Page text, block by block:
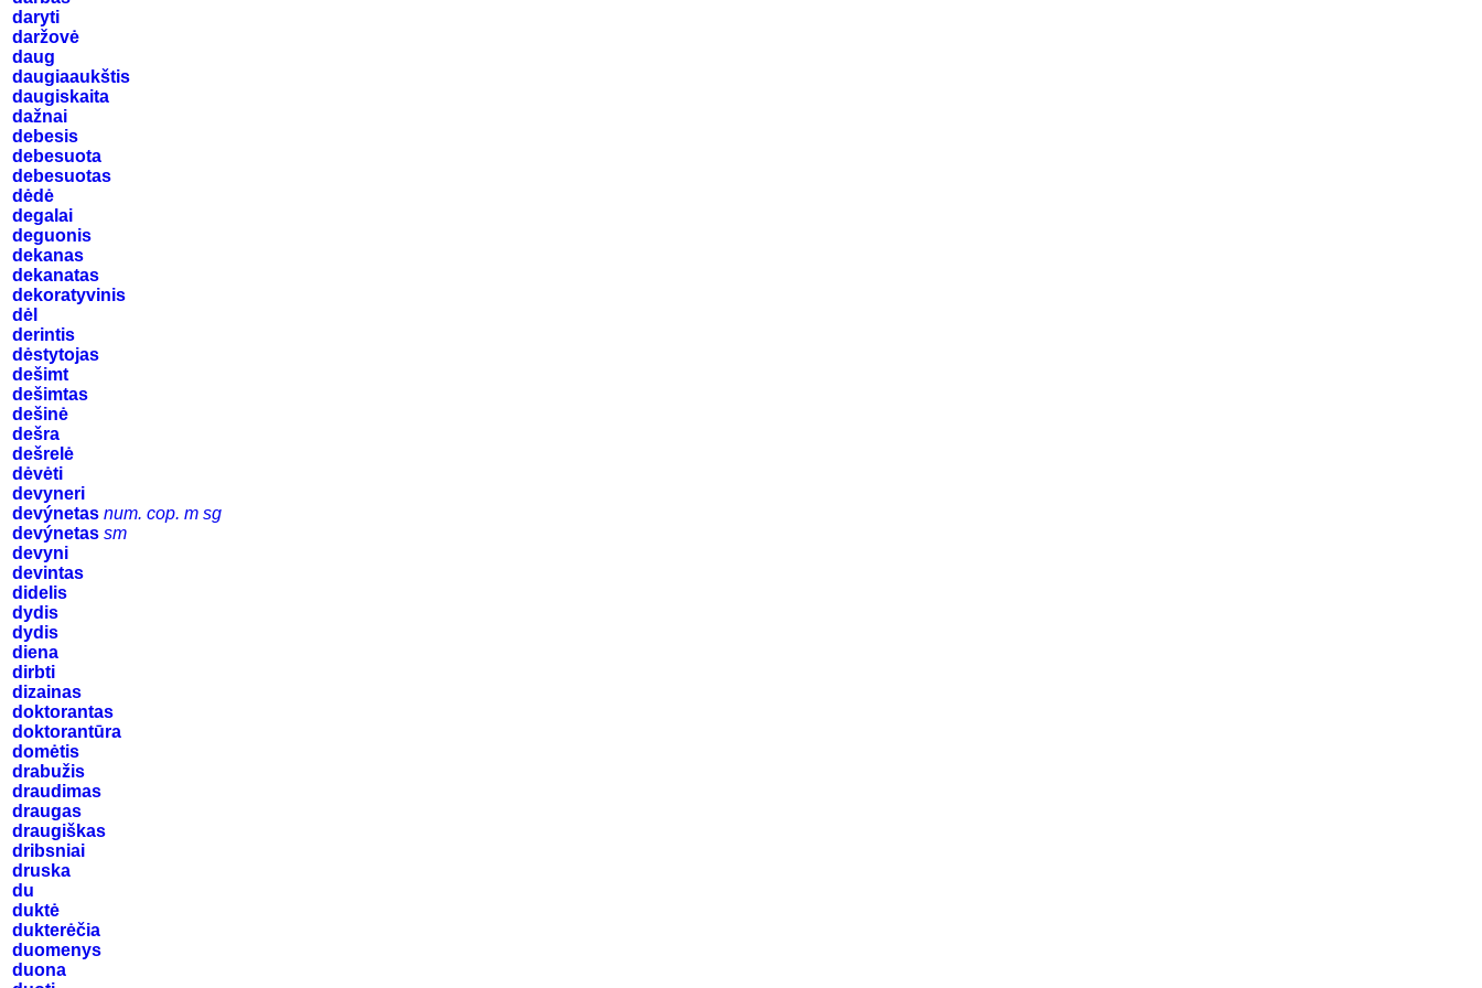
daryti
daržovė
daug
daugiaaukštis
daugiskaita
dažnai
debesis
debesuota
debesuotas
dėdė
degalai
deguonis
dekanas
dekanatas
dekoratyvinis
dėl
derintis
dėstytojas
dešimt
dešimtas
dešinė
dešra
dešrelė
dėvėti
devyneri
devýnetas num. cop. m sg
devýnetas sm
devyni
devintas
didelis
dydis
dydis
diena
dirbti
dizainas
doktorantas
doktorantūra
domėtis
drabužis
draudimas
draugas
draugiškas
dribsniai
druska
du
duktė
dukterėčia
duomenys
duona